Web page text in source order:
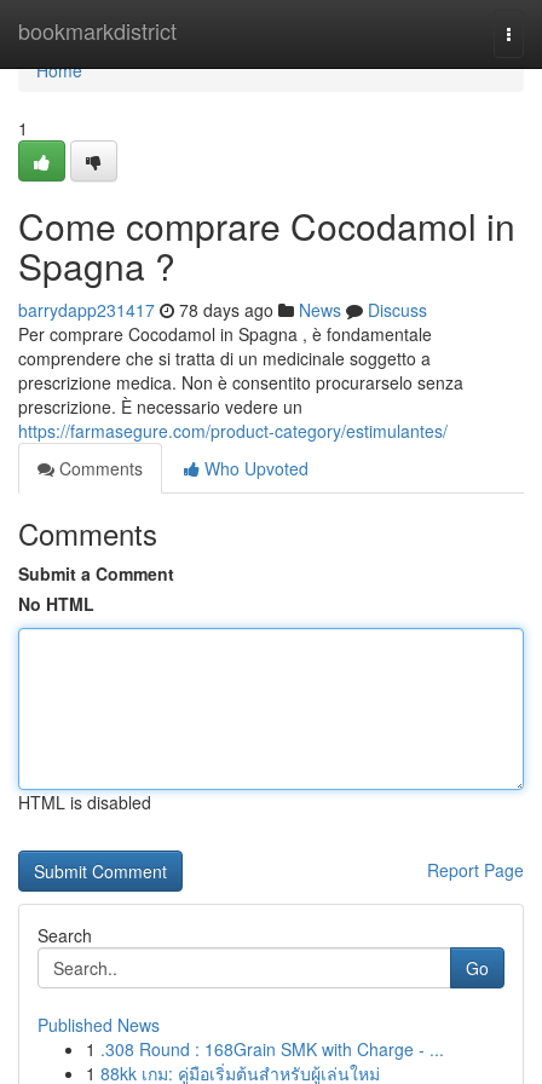
bookmarkdistrict
Home
Home
1
Come comprare Cocodamol in
Spagna ?
barrydapp231417 78 days ago News
Discuss
Per comprare Cocodamol in Spagna , è fondamentale
comprendere che si tratta di un medicinale soggetto a
prescrizione medica. Non è consentito procurarselo senza
prescrizione. È necessario vedere un
https://farmasegure.com/product-category/estimulantes/
Comments
Who Upvoted
Comments
Submit a Comment
No HTML
HTML is disabled
Report Page
Search
Go
Published News
1 .308 Round : 168Grain SMK with Charge - ...
1 88kk เกม: คู่มือเริ่มต้นสำหรับผู้เล่นใหม่